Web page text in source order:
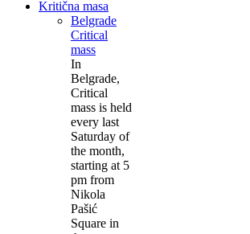
Kritična masa
Belgrade
Critical
mass
In
Belgrade,
Critical
mass is held
every last
Saturday of
the month,
starting at 5
pm from
Nikola
Pašić
Square in